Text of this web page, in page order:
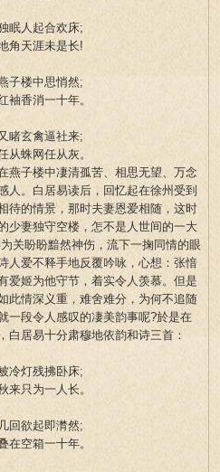
眠人起合欢床;
角天涯未是长!
子楼中思悄然;
袖香消一十年。
睹玄禽逼社来;
从蛛网任从灰。
燕子楼中凄清孤苦、相思无望、万念
人。白居易读后，回忆起在徐州受到
待的情景，那时夫妻恩爱相随，这时
少妻独守空楼，怎不是人世间的一大
关盼盼黯然神伤，流下一掬同情的眼
人爱不释手地反覆吟咏，心想：张愔
爱姬为他守节，着实令人羡慕。但是
此情深义重，难舍难分，为何不追随
一段令人感叹的凄美韵事呢?於是在
白居易十分肃穆地依韵和诗三首：
冷灯残拂卧床;
来只为一人长。
回欲起即潸然;
在空箱一十年。